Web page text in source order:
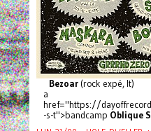
Bezoar(rock expé, It)
a
href="https://
-s-t">bandcamp Oblique